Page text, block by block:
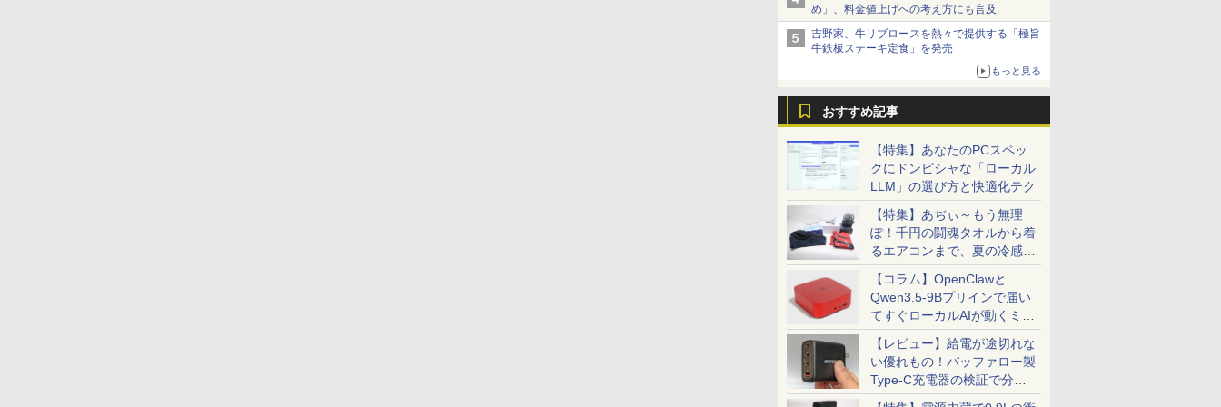
め」、料金値上げへの考え方にも言及
吉野家、牛リブロースを熱々で提供する「極旨
牛鉄板ステーキ定食」を発売
もっと見る
おすすめ記事
【特集】あなたのPCスペッ
クにドンピシャな「ローカル
LLM」の選び方と快適化テク
【特集】あぢぃ～もう無理
ぽ！千円の闘魂タオルから着
るエアコンまで、夏の冷感グ
ッズ一挙紹介
【コラム】OpenClawと
Qwen3.5-9Bプリインで届い
てすぐローカルAIが動くミニ
PC「SER9 Pro」
【レビュー】給電が途切れな
い優れもの！バッファロー製
Type-C充電器の検証で分か
ったこと